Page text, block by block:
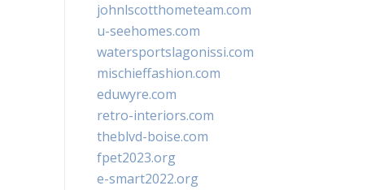
johnlscotthometeam.com
u-seehomes.com
watersportslagonissi.com
mischieffashion.com
eduwyre.com
retro-interiors.com
theblvd-boise.com
fpet2023.org
e-smart2022.org